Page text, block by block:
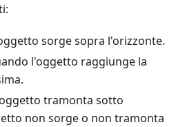
sorge sopra l'orizzonte.
l'oggetto raggiunge la
tramonta sotto
non sorge o non tramonta